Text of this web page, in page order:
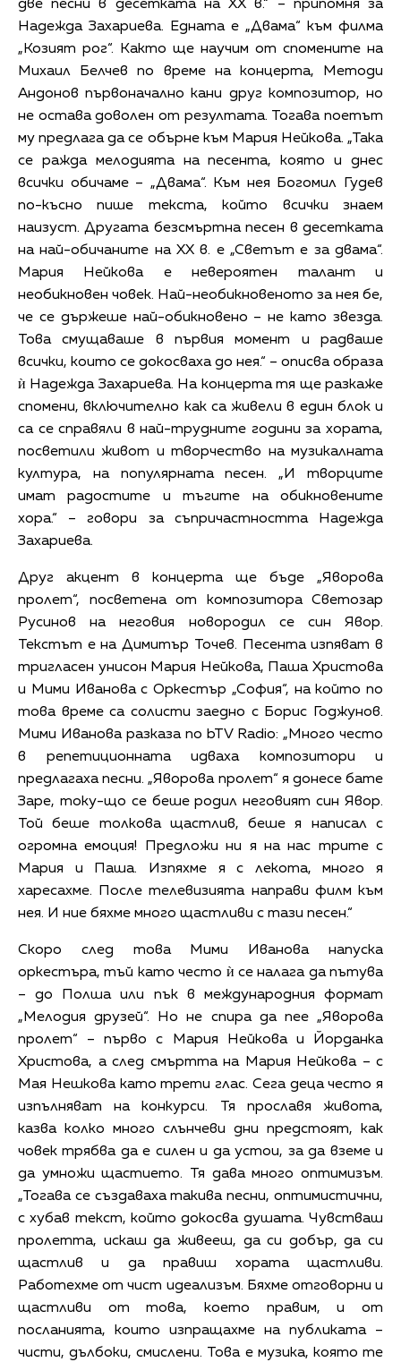
две песни в десетката на ХХ в.“ – припомня за
Надежда Захариева. Едната е „Двама“ към филма
„Козият рог“. Както ще научим от спомените на
Михаил Белчев по време на концерта, Методи
Андонов първоначално кани друг композитор, но
не остава доволен от резултата. Тогава поетът
му предлага да се обърне към Мария Нейкова. „Така
се ражда мелодията на песента, която и днес
всички обичаме – „Двама“. Към нея Богомил Гудев
по-късно пише текста, който всички знаем
наизуст. Другата безсмъртна песен в десетката
на най-обичаните на ХХ в. е „Светът е за двама“.
Мария Нейкова е невероятен талант и
необикновен човек. Най-необикновеното за нея бе,
че се държеше най-обикновено – не като звезда.
Това смущаваше в първия момент и радваше
всички, които се докосваха до нея.“ – описва образа
ѝ Надежда Захариева. На концерта тя ще разкаже
спомени, включително как са живели в един блок и
са се справяли в най-трудните години за хората,
посветили живот и творчество на музикалната
култура, на популярната песен. „И творците
имат радостите и тъгите на обикновените
хора.“ – говори за съпричастността Надежда
Захариева.
Друг акцент в концерта ще бъде „Яворова
пролет“, посветена от композитора Светозар
Русинов на неговия новородил се син Явор.
Текстът е на Димитър Точев. Песента изпяват в
тригласен унисон Мария Нейкова, Паша Христова
и Мими Иванова с Оркестър „София“, на който по
това време са солисти заедно с Борис Годжунов.
Мими Иванова разказа по bTV Radio: „Много често
в репетиционната идваха композитори и
предлагаха песни. „Яворова пролет“ я донесе бате
Заре, току-що се беше родил неговият син Явор.
Той беше толкова щастлив, беше я написал с
огромна емоция! Предложи ни я на нас трите с
Мария и Паша. Изпяхме я с лекота, много я
харесахме. После телевизията направи филм към
нея. И ние бяхме много щастливи с тази песен.“
Скоро след това Мими Иванова напуска
оркестъра, тъй като често ѝ се налага да пътува
– до Полша или пък в международния формат
„Мелодия друзей“. Но не спира да пее „Яворова
пролет“ – първо с Мария Нейкова и Йорданка
Христова, а след смъртта на Мария Нейкова – с
Мая Нешкова като трети глас. Сега деца често я
изпълняват на конкурси. Тя прославя живота,
казва колко много слънчеви дни предстоят, как
човек трябва да е силен и да устои, за да вземе и
да умножи щастието. Тя дава много оптимизъм.
„Тогава се създаваха такива песни, оптимистични,
с хубав текст, който докосва душата. Чувстваш
пролетта, искаш да живееш, да си добър, да си
щастлив и да правиш хората щастливи.
Работехме от чист идеализъм. Бяхме отговорни и
щастливи от това, което правим, и от
посланията, които изпращахме на публиката –
чисти, дълбоки, смислени. Това е музика, която те